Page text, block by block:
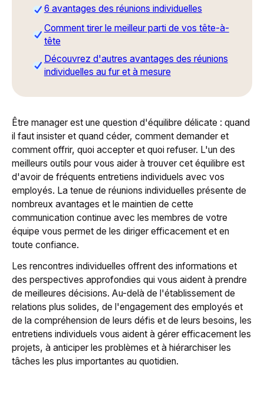
6 avantages des réunions individuelles
Comment tirer le meilleur parti de vos tête-à-
tête
Découvrez d'autres avantages des réunions
individuelles au fur et à mesure
Être manager est une question d'équilibre délicate : quand
il faut insister et quand céder, comment demander et
comment offrir, quoi accepter et quoi refuser. L'un des
meilleurs outils pour vous aider à trouver cet équilibre est
d'avoir de fréquents entretiens individuels avec vos
employés. La tenue de réunions individuelles présente de
nombreux avantages et le maintien de cette
communication continue avec les membres de votre
équipe vous permet de les diriger efficacement et en
toute confiance.
Les rencontres individuelles offrent des informations et
des perspectives approfondies qui vous aident à prendre
de meilleures décisions. Au-delà de l'établissement de
relations plus solides, de l'engagement des employés et
de la compréhension de leurs défis et de leurs besoins, les
entretiens individuels vous aident à gérer efficacement les
projets, à anticiper les problèmes et à hiérarchiser les
tâches les plus importantes au quotidien.